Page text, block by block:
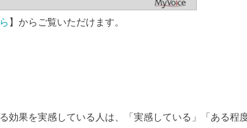
】からご覧いただけます。
効果を実感している人は、「実感している」「ある程